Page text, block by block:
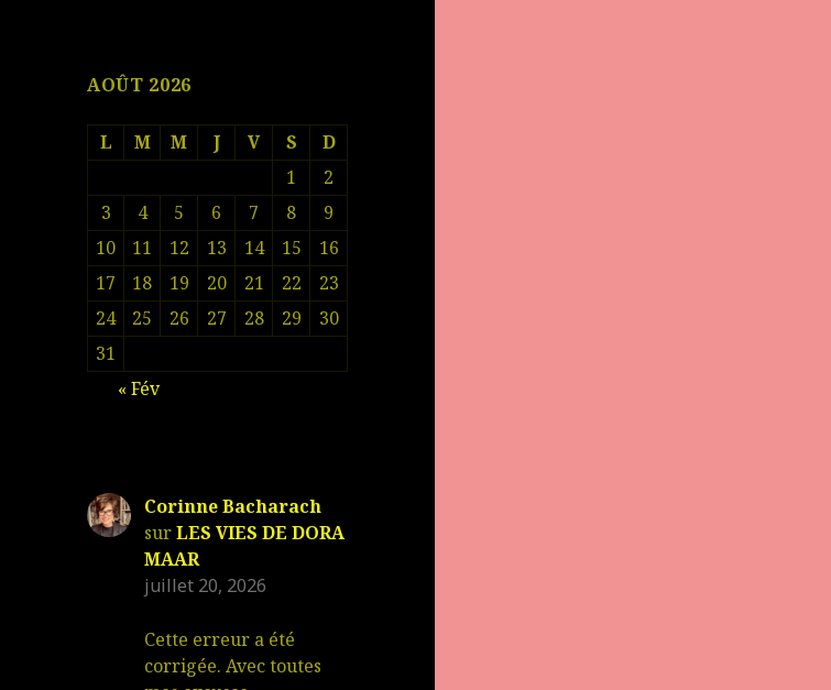
AOÛT 2026
L M M J V S
D
1
2
3
4 5 6 7 8
9
10
11 12 13 14 15
16
17
18 19 20 21 22
23
24
25 26 27 28 29
30
31
« Fév
Corinne Bacharach
surLES VIES DE DORA
MAAR
juillet 20, 2026
Cette erreur a été
corrigée. Avec toutes